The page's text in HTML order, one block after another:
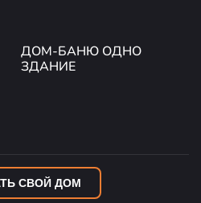
ДОМ-БАНЮ ОДНО
ЗДАНИЕ
СВОЙ ДОМ